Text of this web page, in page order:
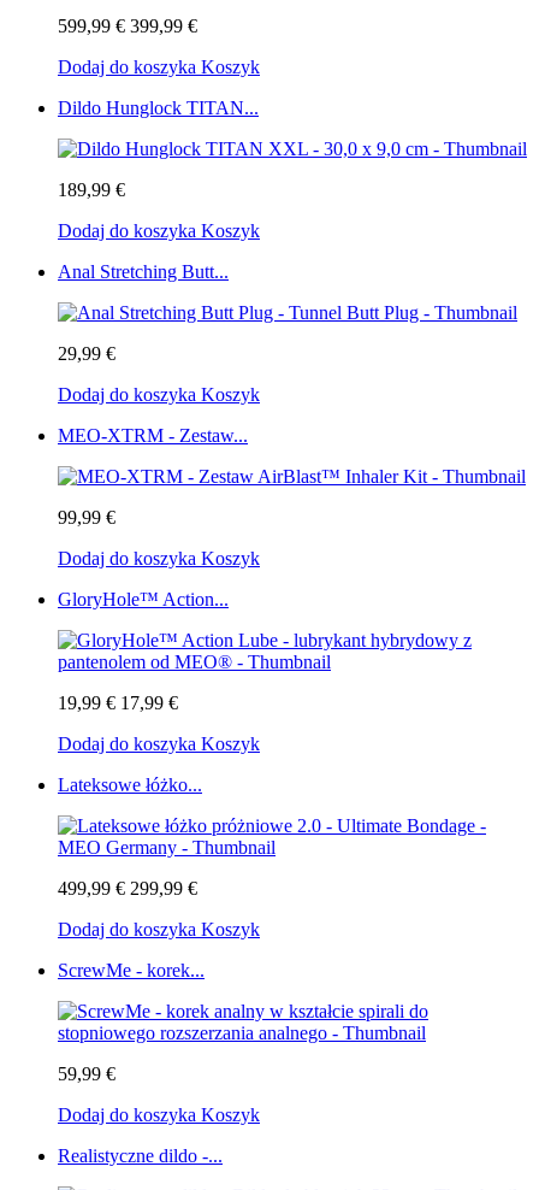
599,99 € 399,99 €
Dodaj do koszyka Koszyk
Dildo Hunglock TITAN...
189,99 €
Dodaj do koszyka Koszyk
Anal Stretching Butt...
29,99 €
Dodaj do koszyka Koszyk
MEO-XTRM - Zestaw...
99,99 €
Dodaj do koszyka Koszyk
GloryHole™ Action...
19,99 € 17,99 €
Dodaj do koszyka Koszyk
Lateksowe łóżko...
499,99 € 299,99 €
Dodaj do koszyka Koszyk
ScrewMe - korek...
59,99 €
Dodaj do koszyka Koszyk
Realistyczne dildo -...